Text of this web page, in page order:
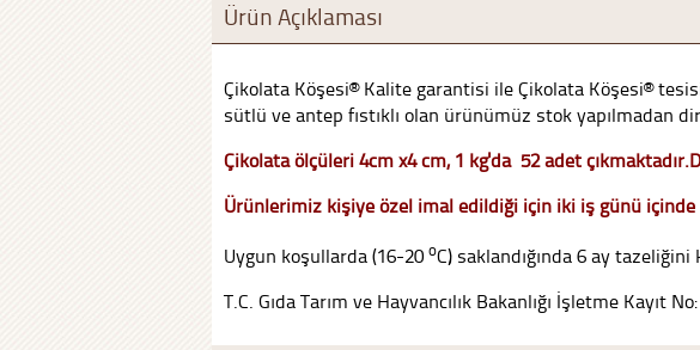
Ürün Açıklaması
Çikolata Köşesi® Kalite garantisi ile Çikolata Köşesi®
sütlü ve antep fıstıklı olan ürünümüz stok yapılmadan
Çikolata ölçüleri 4cm x4 cm, 1 kg'da 52 adet çıkmaktadır.
Ürünlerimiz kişiye özel imal edildiği için iki iş günü içinde
Uygun koşullarda (16-20 oC) saklandığında 6 ay tazeliğini
T.C. Gıda Tarım ve Hayvancılık Bakanlığı İşletme Kayıt